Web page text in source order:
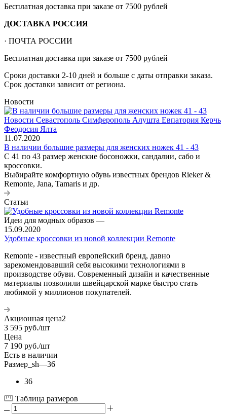
Бесплатная доставка при заказе от 7500 рублей
ДОСТАВКА РОССИЯ
· ПОЧТА РОССИИ
Бесплатная доставка при заказе от 7500 рублей
Сроки доставки 2-10 дней и больше с даты отправки заказа.
Срок доставки зависит от региона.
Новости
11.07.2020
В наличии большие размеры для женских ножек 41 - 43
С 41 по 43 размер женские босоножки, сандалии, сабо и
кроссовки.
Выбирайте комфортную обувь известных брендов Rieker &
Remonte, Jana, Tamaris и др.
Статьи
Идеи для модных образов —
15.09.2020
Удобные кроссовки из новой коллекции Remonte
Remonte - известный европейский бренд, давно
зарекомендовавший себя высокими технологиями в
производстве обуви. Современный дизайн и качественные
материалы позволили швейцарской марке быстро стать
любимой у миллионов покупателей.
Акционная цена2
3 595 руб./шт
Цена
7 190 руб./шт
Есть в наличии
Размер_sh—36
36
Таблица размеров